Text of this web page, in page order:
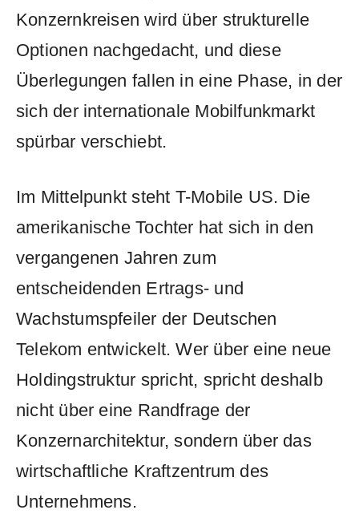
Konzernkreisen wird über strukturelle
Optionen nachgedacht, und diese
Überlegungen fallen in eine Phase, in der
sich der internationale Mobilfunkmarkt
spürbar verschiebt.
Im Mittelpunkt steht T-Mobile US. Die
amerikanische Tochter hat sich in den
vergangenen Jahren zum
entscheidenden Ertrags- und
Wachstumspfeiler der Deutschen
Telekom entwickelt. Wer über eine neue
Holdingstruktur spricht, spricht deshalb
nicht über eine Randfrage der
Konzernarchitektur, sondern über das
wirtschaftliche Kraftzentrum des
Unternehmens.